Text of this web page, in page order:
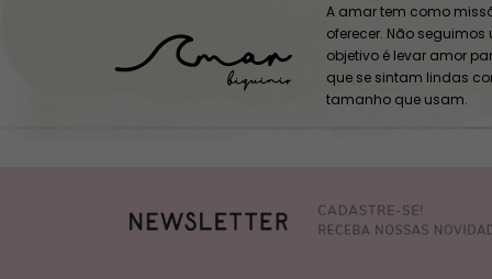
A amar tem como
oferecer. Não
objetivo é levar amor
que se sintam lindas
tamanho que usam.